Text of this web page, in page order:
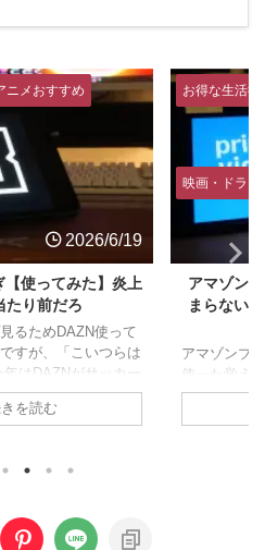
お得な生活術
映画・ドラマ・アニメおすすめ
2026/
アマゾンプライムビデオはなぜ
まらない？【広告多すぎ】僕が
わない理由
アマゾンプライムビデオってここ1
使った覚えがない。無料で見れる
全然使ってないって人結構いるん
ないでしょうか。 今回は僕がアマ
ます。 アマゾンプライムビデオを
リ、Disneyなんかを色々回して使
るんですが、アマプラは別のサブ